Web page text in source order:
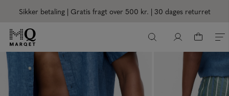
Sikker betaling | Gratis fragt over 500 kr. | 30 dages returret